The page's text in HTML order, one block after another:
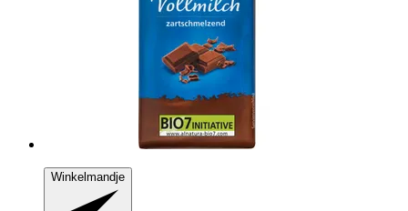
Winkelmandje